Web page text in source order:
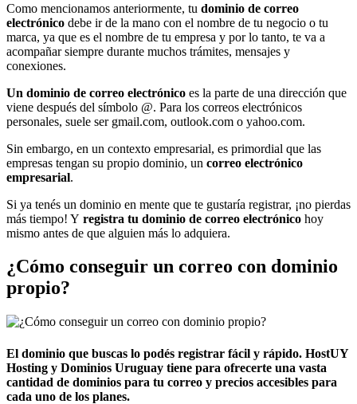
Como mencionamos anteriormente, tu dominio de correo
electrónico debe ir de la mano con el nombre de tu negocio o tu
marca, ya que es el nombre de tu empresa y por lo tanto, te va a
acompañar siempre durante muchos trámites, mensajes y
conexiones.
Un dominio de correo electrónico es la parte de una dirección que
viene después del símbolo @. Para los correos electrónicos
personales, suele ser gmail.com, outlook.com o yahoo.com.
Sin embargo, en un contexto empresarial, es primordial que las
empresas tengan su propio dominio, un correo electrónico
empresarial.
Si ya tenés un dominio en mente que te gustaría registrar, ¡no pierdas
más tiempo! Y registra tu dominio de correo electrónico hoy
mismo antes de que alguien más lo adquiera.
¿Cómo conseguir un correo con dominio
propio?
El dominio que buscas lo podés registrar fácil y rápido. HostUY
Hosting y Dominios Uruguay tiene para ofrecerte una vasta
cantidad de dominios para tu correo y precios accesibles para
cada uno de los planes.